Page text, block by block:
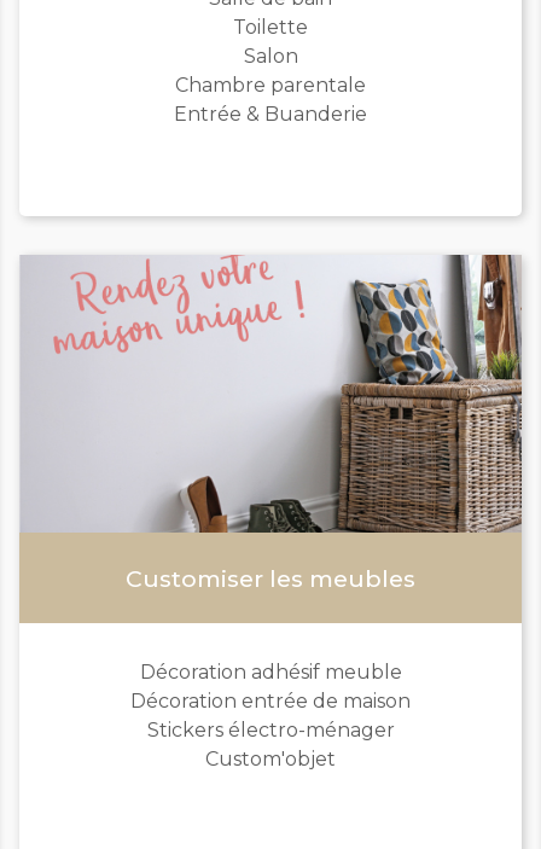
Toilette
Salon
Chambre parentale
Entrée & Buanderie
Customiser les meubles
Décoration adhésif meuble
Décoration entrée de maison
Stickers électro-ménager
Custom'objet